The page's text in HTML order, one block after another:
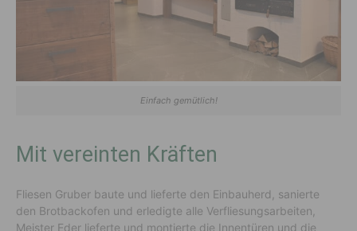
Einfach gemütlich!
Mit vereinten Kräften
Fliesen Gruber baute und lieferte den Einbauherd, sanierte
den Brotbackofen und erledigte alle Verfliesungsarbeiten,
Meister Eder lieferte und montierte die Innentüren und die